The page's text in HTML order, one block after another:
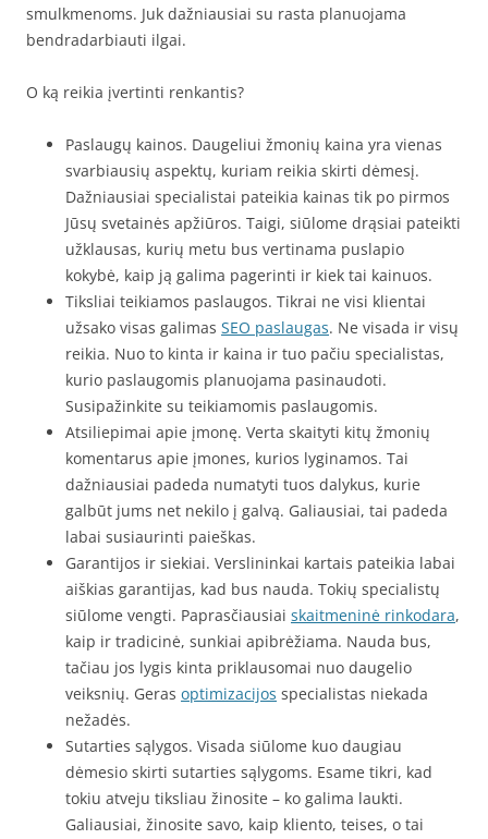
smulkmenoms. Juk dažniausiai su rasta planuojama
bendradarbiauti ilgai.
O ką reikia įvertinti renkantis?
Paslaugų kainos. Daugeliui žmonių kaina yra vienas
svarbiausių aspektų, kuriam reikia skirti dėmesį.
Dažniausiai specialistai pateikia kainas tik po pirmos
Jūsų svetainės apžiūros. Taigi, siūlome drąsiai pateikti
užklausas, kurių metu bus vertinama puslapio
kokybė, kaip ją galima pagerinti ir kiek tai kainuos.
Tiksliai teikiamos paslaugos. Tikrai ne visi klientai
užsako visas galimas SEO paslaugas. Ne visada ir visų
reikia. Nuo to kinta ir kaina ir tuo pačiu specialistas,
kurio paslaugomis planuojama pasinaudoti.
Susipažinkite su teikiamomis paslaugomis.
Atsiliepimai apie įmonę. Verta skaityti kitų žmonių
komentarus apie įmones, kurios lyginamos. Tai
dažniausiai padeda numatyti tuos dalykus, kurie
galbūt jums net nekilo į galvą. Galiausiai, tai padeda
labai susiaurinti paieškas.
Garantijos ir siekiai. Verslininkai kartais pateikia labai
aiškias garantijas, kad bus nauda. Tokių specialistų
siūlome vengti. Paprasčiausiai skaitmeninė rinkodara,
kaip ir tradicinė, sunkiai apibrėžiama. Nauda bus,
tačiau jos lygis kinta priklausomai nuo daugelio
veiksnių. Geras optimizacijos specialistas niekada
nežadės.
Sutarties sąlygos. Visada siūlome kuo daugiau
dėmesio skirti sutarties sąlygoms. Esame tikri, kad
tokiu atveju tiksliau žinosite – ko galima laukti.
Galiausiai, žinosite savo, kaip kliento, teises, o tai